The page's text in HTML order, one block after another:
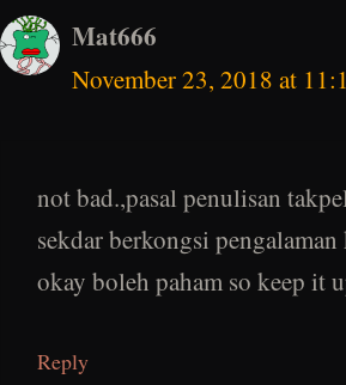
Mat666
November 23, 2018 at
not bad.,pasal penulisan
sekdar berkongsi pengalaman
okay boleh paham so keep it
Reply